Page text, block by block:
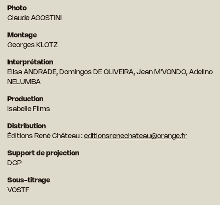
Photo
Claude AGOSTINI
Montage
Georges KLOTZ
Interprétation
Elisa ANDRADE, Domingos DE OLIVEIRA, Jean M’VONDO, Adelino
NELUMBA
Production
Isabelle Films
Distribution
Éditions René Château : editionsrenechateau@orange.fr
Support de projection
DCP
Sous-titrage
VOSTF